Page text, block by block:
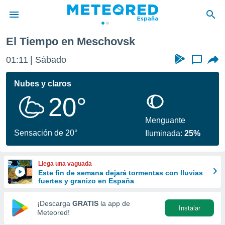
de
por
se
calidad.
a este
las
y
forma
digital
basada
El Tiempo en Meschovsk
01:11 Sábado ...
Nubes y claros
20°
Sensación de 20°
Menguante
Iluminada:25%
Llega una vaguada
Este fin de semana dejará tormentas con lluvias
fuertes y granizo en España
¡Descarga GRATIS la app de
Meteored!
Instalar